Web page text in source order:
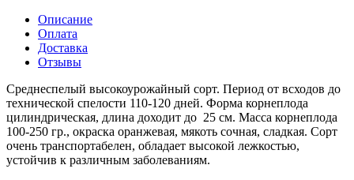
Описание
Оплата
Доставка
Отзывы
Среднеспелый высокоурожайный сорт. Период от всходов до
технической спелости 110-120 дней. Форма корнеплода
цилиндрическая, длина доходит до 25 см. Масса корнеплода
100-250 гр., окраска оранжевая, мякоть сочная, сладкая. Сорт
очень транспортабелен, обладает высокой лежкостью,
устойчив к различным заболеваниям.